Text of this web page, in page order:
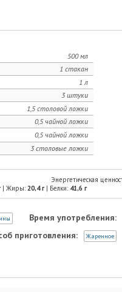
500 мл
1 стакан
1 л
3 штуки
1,5 столовой ложки
0,5 чайной ложки
0,5 чайной ложки
3 столовые ложки
Энергетическая
| Жиры: 20,4г| Белки: 41,6 г
Время употребления:
приготовления: Жаренное